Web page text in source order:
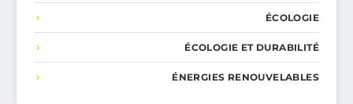
ÉCOLOGIE
ÉCOLOGIE ET DURABILITÉ
ÉNERGIES RENOUVELABLES